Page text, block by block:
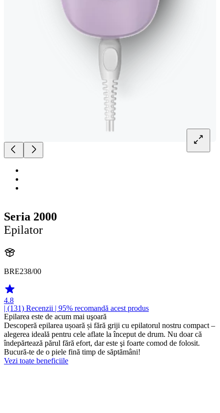
Seria 2000
Epilator
BRE238/00
4.8
| (131) Recenzii | 95% recomandă acest produs
Epilarea este de acum mai uşoară
Descoperă epilarea ușoară și fără griji cu epilatorul nostru compact –
alegerea ideală pentru cele aflate la început de drum. Nu doar că
îndepărtează părul fără efort, dar este şi foarte comod de folosit.
Bucură-te de o piele fină timp de săptămâni!
Vezi toate beneficiile